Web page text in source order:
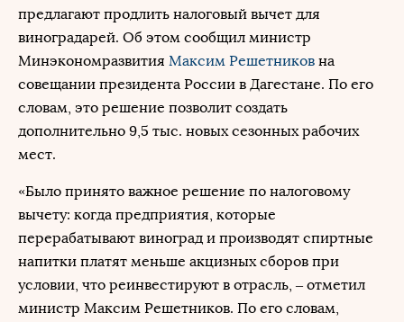
предлагают продлить налоговый вычет для
виноградарей. Об этом сообщил министр
Минэкономразвития Максим Решетников на
совещании президента России в Дагестане. По его
словам, это решение позволит создать
дополнительно 9,5 тыс. новых сезонных рабочих
мест.
«Было принято важное решение по налоговому
вычету: когда предприятия, которые
перерабатывают виноград и производят спиртные
напитки платят меньше акцизных сборов при
условии, что реинвестируют в отрасль, – отметил
министр Максим Решетников. По его словам,